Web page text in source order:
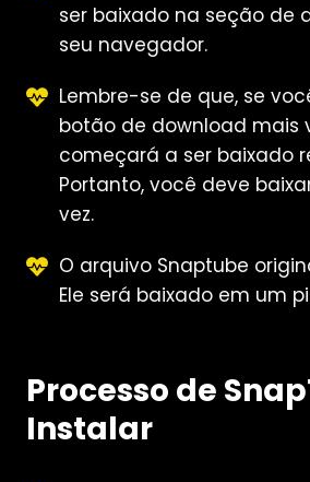
ser baixado na seção de
seu navegador.
Lembre-se de que, se
botão de download mais
começará a ser baixado
Portanto, você deve
vez.
O arquivo Snaptube
Ele será baixado em um
Processo de
Instalar